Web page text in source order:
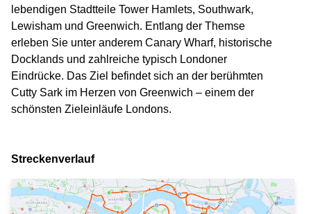
lebendigen Stadtteile Tower Hamlets, Southwark,
Lewisham und Greenwich. Entlang der Themse
erleben Sie unter anderem Canary Wharf, historische
Docklands und zahlreiche typisch Londoner
Eindrücke. Das Ziel befindet sich an der berühmten
Cutty Sark im Herzen von Greenwich – einem der
schönsten Zieleinläufe Londons.
Streckenverlauf